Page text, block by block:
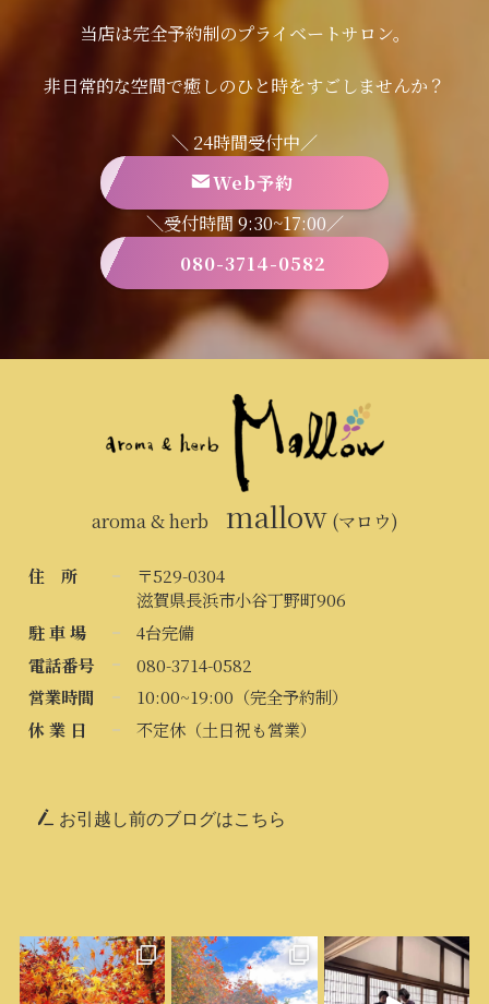
当店は完全予約制のプライベートサロン。
非日常的な空間で癒しのひと時をすごしませんか？
＼ 24時間受付中／
Web予約
＼受付時間 9:30~17:00／
080-3714-0582
aroma & herb mallow(マロウ)
住 所
〒529-0304
滋賀県長浜市小谷丁野町906
駐 車 場
4台完備
電話番号
080-3714-0582
営業時間
10:00~19:00（完全予約制）
休 業 日
不定休（土日祝も営業）
お引越し前のブログはこちら